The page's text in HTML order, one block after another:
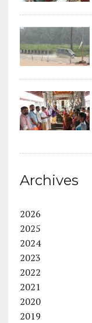
Archives
2026
2025
2024
2023
2022
2021
2020
2019